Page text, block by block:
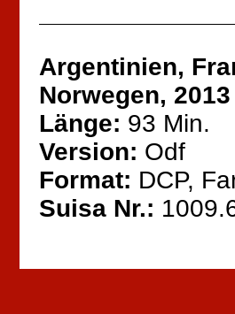
Argentinien,
Norwegen, 2013
Länge: 93 Min.
Version: Odf
Format: DCP,
Suisa Nr.: